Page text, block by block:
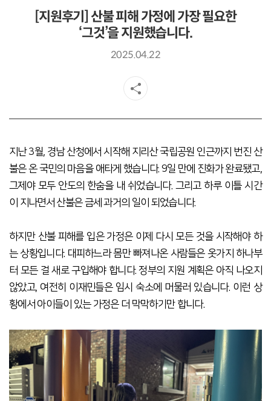
[지원후기] 산불 피해 가정에 가장 필요한
‘그것’을 지원했습니다.
2025.04.22
지난 3월, 경남 산청에서 시작해 지리산 국립공원 인근까지 번진 산
불은 온 국민의 마음을 애타게 했습니다. 9일 만에 진화가 완료됐고,
그제야 모두 안도의 한숨을 내 쉬었습니다. 그리고 하루 이틀 시간
이 지나면서 산불은 금세 과거의 일이 되었습니다.
하지만 산불 피해를 입은 가정은 이제 다시 모든 것을 시작해야 하
는 상황입니다. 대피하느라 몸만 빠져나온 사람들은 옷가지 하나부
터 모든 걸 새로 구입해야 합니다. 정부의 지원 계획은 아직 나오지
않았고, 여전히 이재민들은 임시 숙소에 머물러 있습니다. 이런 상
황에서 아이들이 있는 가정은 더 막막하기만 합니다.